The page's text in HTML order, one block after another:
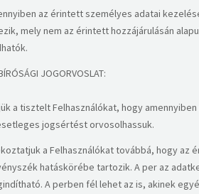
az érintett személyes adatai
mely nem az érintett hozzájárulásán
JOGORVOSLAT:
a tisztelt Felhasználókat, hogy
jogsértést orvosolhassuk.
a Felhasználókat továbbá, hogy az
hatáskörébe tartozik. A per az
A perben fél lehet az is, akinek